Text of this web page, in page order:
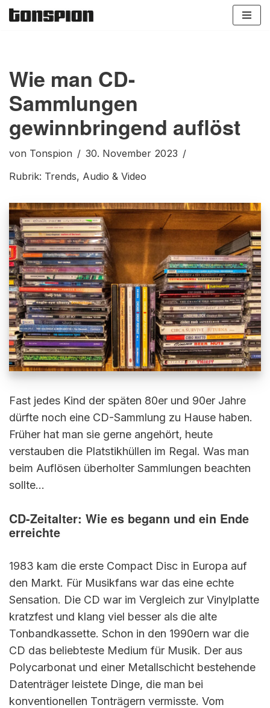
Wie man CD-
Sammlungen
gewinnbringend auflöst
von Tonspion
30. November 2023
Rubrik: Trends, Audio & Video
Fast jedes Kind der späten 80er und 90er Jahre
dürfte noch eine CD-Sammlung zu Hause haben.
Früher hat man sie gerne angehört, heute
verstauben die Platstikhüllen im Regal. Was man
beim Auflösen überholter Sammlungen beachten
sollte…
CD-Zeitalter: Wie es begann und ein Ende
erreichte
1983 kam die erste Compact Disc in Europa auf
den Markt. Für Musikfans war das eine echte
Sensation. Die CD war im Vergleich zur Vinylplatte
kratzfest und klang viel besser als die alte
Tonbandkassette. Schon in den 1990ern war die
CD das beliebteste Medium für Musik. Der aus
Polycarbonat und einer Metallschicht bestehende
Datenträger leistete Dinge, die man bei
konventionellen Tonträgern vermisste. Vom